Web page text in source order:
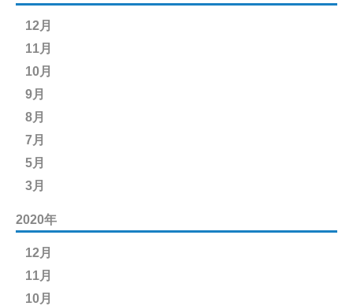
12月
11月
10月
9月
8月
7月
5月
3月
2020年
12月
11月
10月